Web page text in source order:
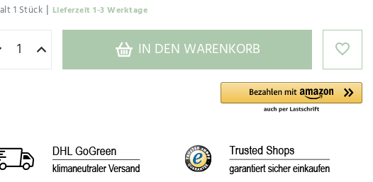
1 Stück | Lieferzeit 1-3 Werktage
IN DEN WARENKORB